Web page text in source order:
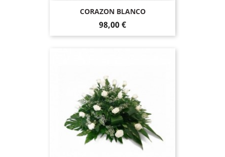
CORAZON BLANCO
98,00 €